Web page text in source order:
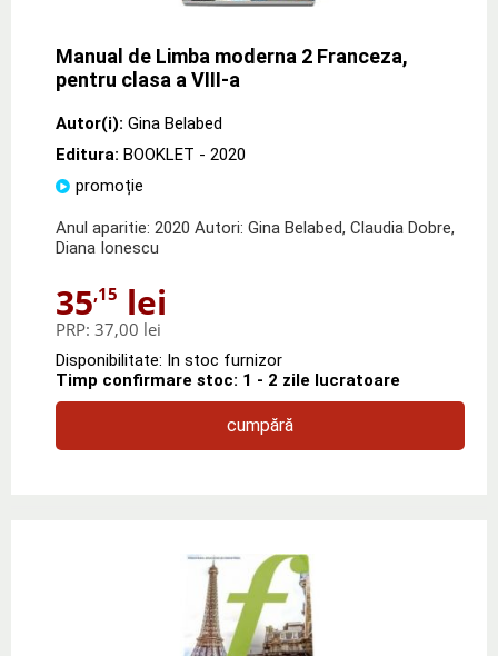
Manual de Limba moderna 2 Franceza,
pentru clasa a VIII-a
Autor(i): Gina Belabed
Editura: BOOKLET - 2020
promoție
Anul aparitie: 2020 Autori: Gina Belabed, Claudia Dobre,
Diana Ionescu
35,15 lei
PRP: 37,00 lei
Disponibilitate: In stoc furnizor
Timp confirmare stoc: 1 - 2 zile lucratoare
cumpără